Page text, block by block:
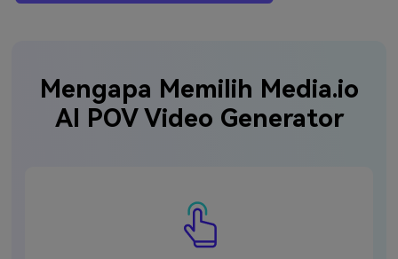
Mengapa Memilih Media.io
AI POV Video Generator